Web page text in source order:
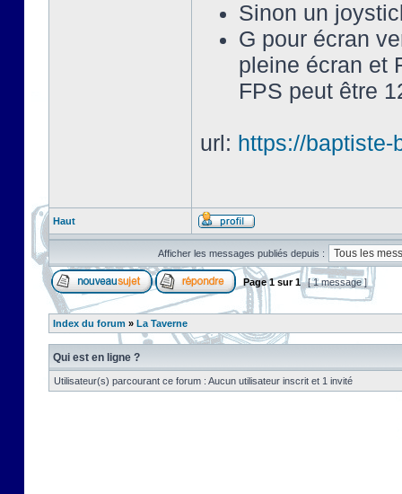
Sinon un
G pour écran
pleine écran et
FPS peut être
url: https://
Haut
Afficher les messages publiés depuis :
Page1sur1 [ 1 message ]
Index du forum » La Taverne
Qui est en ligne ?
Utilisateur(s) parcourant ce forum : Aucun utilisateur inscrit et 1 invité